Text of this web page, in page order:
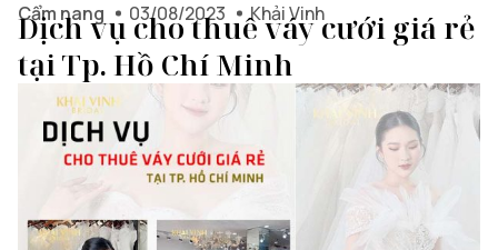
Cẩm nang 03/08/2023 Khải Vinh
Dịch vụ cho thuê váy cưới giá rẻ
tại Tp. Hồ Chí Minh